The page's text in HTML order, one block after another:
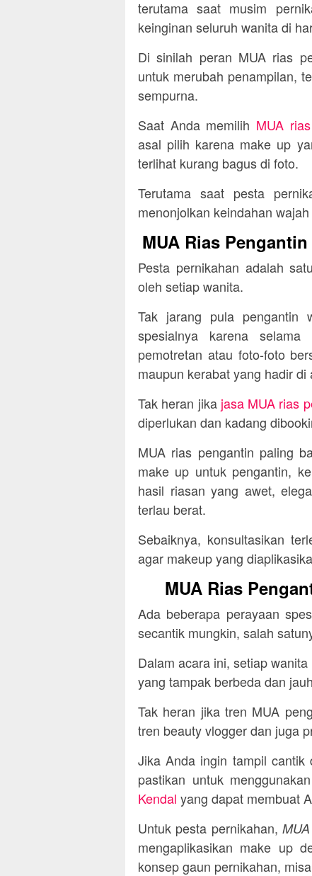
terutama saat musim
keinginan seluruh wanita di
Di sinilah peran MUA rias
untuk merubah penampilan,
sempurna.
Saat Anda memilih MUA
asal pilih karena make up
terlihat kurang bagus di foto.
Terutama saat pesta
menonjolkan keindahan
MUA Rias
Pesta pernikahan adalah
oleh setiap wanita.
Tak jarang pula pengantin
spesialnya karena
pemotretan atau foto-foto
maupun kerabat yang hadir di
Tak heran jika jasa MUA rias
diperlukan dan kadang
MUA rias pengantin paling
make up untuk pengantin,
hasil riasan yang awet,
terlau berat.
Sebaiknya, konsultasikan
agar makeup yang
MUA Rias
Ada beberapa perayaan
secantik mungkin, salah
Dalam acara ini, setiap wanita
yang tampak berbeda dan
Tak heran jika tren MUA
tren beauty vlogger dan juga
Jika Anda ingin tampil cantik
pastikan untuk
Kendal yang dapat membuat
Untuk pesta pernikahan,
mengaplikasikan make up
konsep gaun pernikahan,